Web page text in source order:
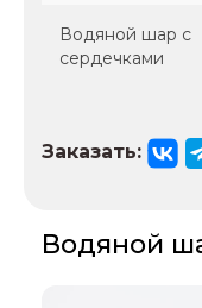
Водяной шар с
сердечками
Заказать:
Водяной